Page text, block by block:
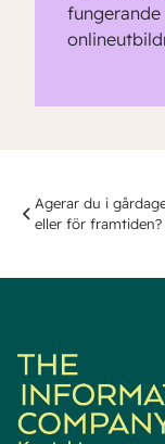
Agerar du i
eller för framtiden?